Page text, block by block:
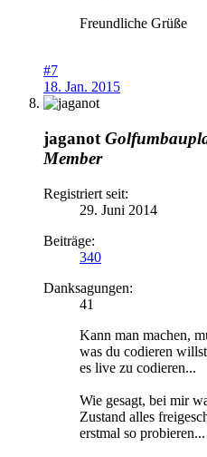
Freundliche Grüße
#7
18. Jan. 2015
jaganot
Member
Registriert seit:
29. Juni 2014
Beiträge:
340
Danksagungen:
41
Kann man machen,
was du codieren
es live zu codieren...
Wie gesagt, bei mir
Zustand alles
erstmal so probieren...